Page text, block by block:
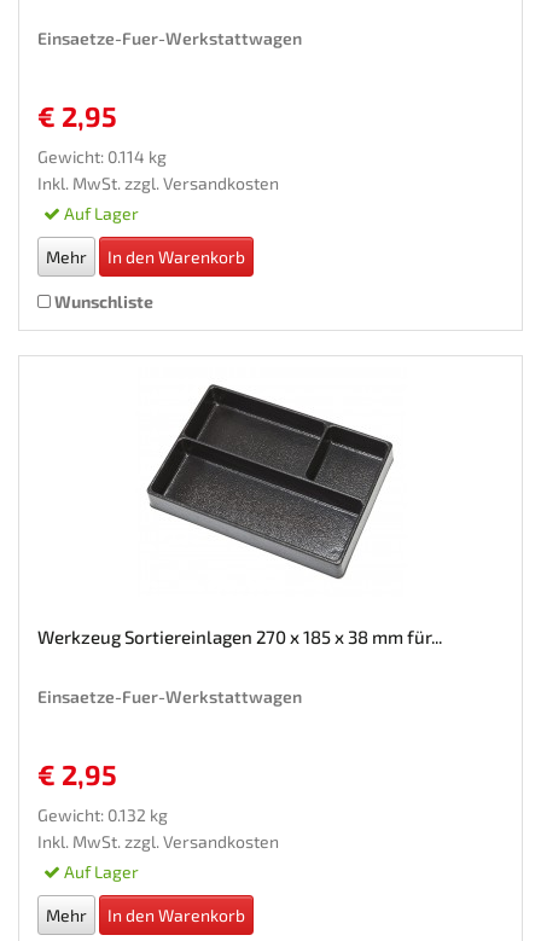
Einsaetze-Fuer-Werkstattwagen
€ 2,95
Gewicht: 0.114 kg
Inkl. MwSt. zzgl. Versandkosten
Auf Lager
Mehr In den Warenkorb
Wunschliste
Werkzeug Sortiereinlagen 270 x 185 x 38 mm für...
Einsaetze-Fuer-Werkstattwagen
€ 2,95
Gewicht: 0.132 kg
Inkl. MwSt. zzgl. Versandkosten
Auf Lager
Mehr In den Warenkorb